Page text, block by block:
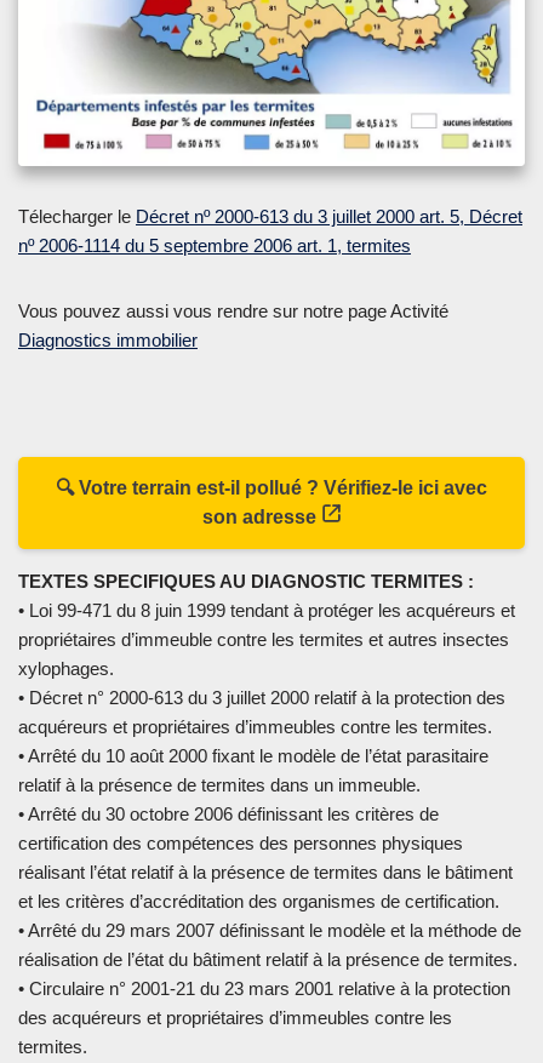
Télecharger le Décret nº 2000-613 du 3 juillet 2000 art. 5, Décret
nº 2006-1114 du 5 septembre 2006 art. 1, termites
Vous pouvez aussi vous rendre sur notre page Activité
Diagnostics immobilier
🔍 Votre terrain est-il pollué ? Vérifiez-le ici avec
son adresse
TEXTES SPECIFIQUES AU DIAGNOSTIC TERMITES :
• Loi 99-471 du 8 juin 1999 tendant à protéger les acquéreurs et
propriétaires d’immeuble contre les termites et autres insectes
xylophages.
• Décret n° 2000-613 du 3 juillet 2000 relatif à la protection des
acquéreurs et propriétaires d’immeubles contre les termites.
• Arrêté du 10 août 2000 fixant le modèle de l’état parasitaire
relatif à la présence de termites dans un immeuble.
• Arrêté du 30 octobre 2006 définissant les critères de
certification des compétences des personnes physiques
réalisant l’état relatif à la présence de termites dans le bâtiment
et les critères d’accréditation des organismes de certification.
• Arrêté du 29 mars 2007 définissant le modèle et la méthode de
réalisation de l’état du bâtiment relatif à la présence de termites.
• Circulaire n° 2001-21 du 23 mars 2001 relative à la protection
des acquéreurs et propriétaires d’immeubles contre les
termites.